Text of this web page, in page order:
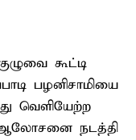
கூட்டி
பழனிசாமியை
வெளியேற்ற
ஆலோசனை நடத்தி